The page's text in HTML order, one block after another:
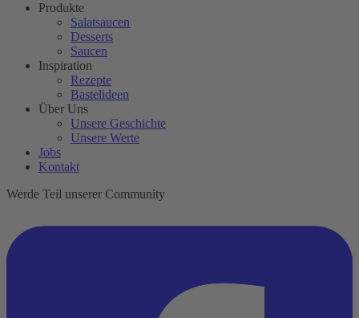
Produkte
Salatsaucen
Desserts
Saucen
Inspiration
Rezepte
Bastelideen
Über Uns
Unsere Geschichte
Unsere Werte
Jobs
Kontakt
Werde Teil unserer Community